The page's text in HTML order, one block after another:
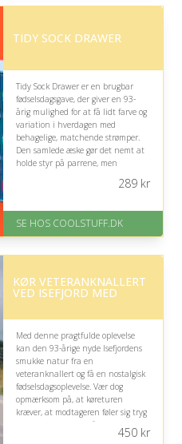
af 5
TIDY SOCK DRAWER
Tidy Sock Drawer er en brugbar
fødselsdagsgave, der giver en 93-
årig mulighed for at få lidt farve og
variation i hverdagen med
behagelige, matchende strømper.
Den samlede æske gør det nemt at
holde styr på parrene, men
På lager
Levering: Standard leveringstid
Fremragende Trustpilot rating
289kr
SE HOS COOLSTUFF.DK
KØR VETERANKNALLERT
VED ISEFJORD MED
Med denne pragtfulde oplevelse
kan den 93-årige nyde Isefjordens
smukke natur fra en
veteranknallert og få en nostalgisk
fødselsdagsoplevelse. Vær dog
opmærksom på, at køreturen
kræver, at modtageren føler sig tryg
ved at køre og kan håndtere
knallertens fysiske udfordringer.
450kr